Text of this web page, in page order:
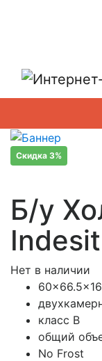
Скидка 3%
Б/у
Нет в наличии
класс B
общий
No Frost